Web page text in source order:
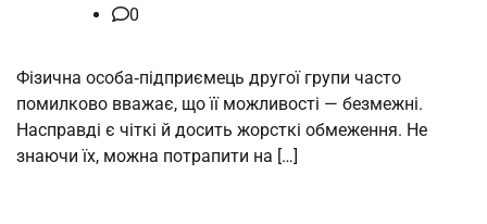
0
Фізична особа‑підприємець другої групи часто
помилково вважає, що її можливості — безмежні.
Насправді є чіткі й досить жорсткі обмеження. Не
знаючи їх, можна потрапити на […]